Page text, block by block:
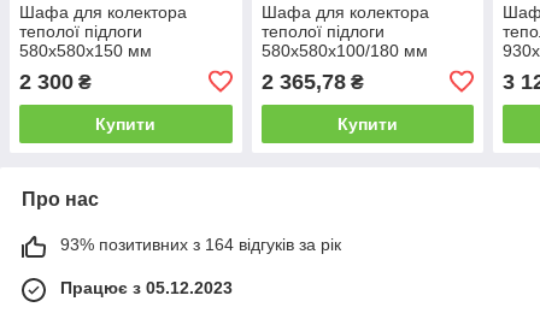
Шафа для колектора
теполої підлоги
580x580x150 мм
зовнішнього монтажу KP-
Czech (4-5 контури) Чехія
2 300 ₴
Купити
Шафа для колектора
теполої підлоги
580x580x100/180 мм
внутрішнього монтажу KP-
Czech (3-4 контури) Чехія
2 365,78₴
Купити
3
Про нас
93% позитивних з 164 відгуків за рік
Працює з 05.12.2023